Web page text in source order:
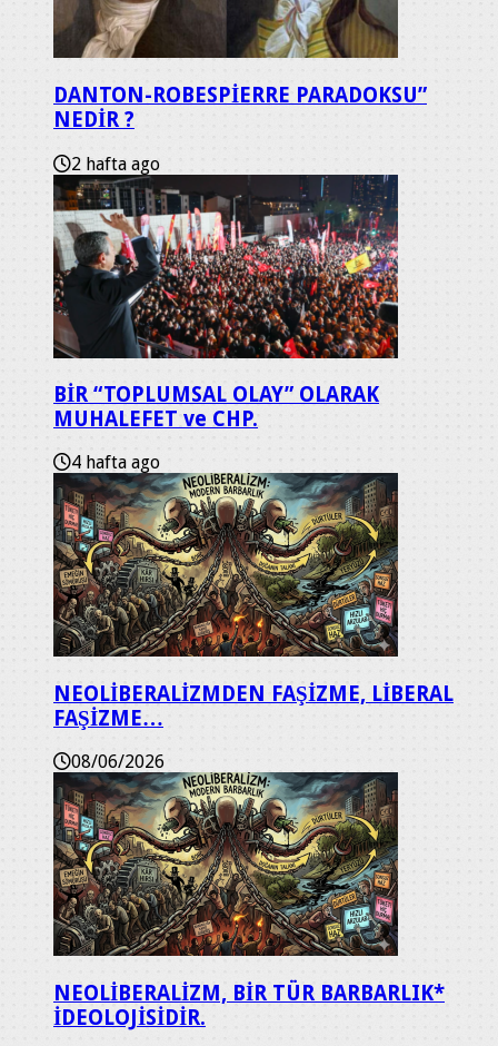
DANTON-ROBESPİERRE PARADOKSU”
NEDİR ?
2 hafta ago
BİR “TOPLUMSAL OLAY” OLARAK
MUHALEFET ve CHP.
4 hafta ago
NEOLİBERALİZMDEN FAŞİZME, LİBERAL
FAŞİZME…
08/06/2026
NEOLİBERALİZM, BİR TÜR BARBARLIK*
İDEOLOJİSİDİR.